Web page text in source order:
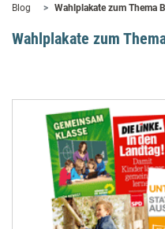
Blog Wahlplakate zum Thema
Wahlplakate zum